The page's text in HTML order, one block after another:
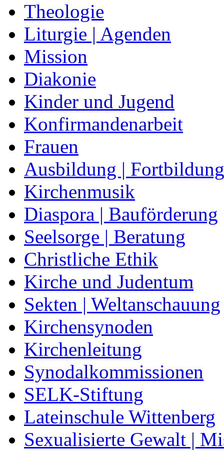
Theologie
Liturgie | Agenden
Mission
Diakonie
Kinder und Jugend
Konfirmandenarbeit
Frauen
Ausbildung | Fortbildung
Kirchenmusik
Diaspora | Bauförderung
Seelsorge | Beratung
Christliche Ethik
Kirche und Judentum
Sekten | Weltanschauung
Kirchensynoden
Kirchenleitung
Synodalkommissionen
SELK-Stiftung
Lateinschule Wittenberg
Sexualisierte Gewalt |